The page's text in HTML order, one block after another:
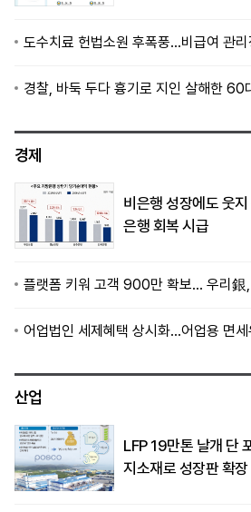
도수치료 헌법소원 후폭풍…비급여 관
경찰, 바둑 두다 흉기로 지인 살해한 60
경제
비은행 성장에도 웃
은행 회복 시급
플랫폼 키워 고객 900만 확보… 우리銀,
어업법인 세제혜택 상시화…어업용 면
산업
LFP 19만톤 날개 단
지소재로 성장판 확장